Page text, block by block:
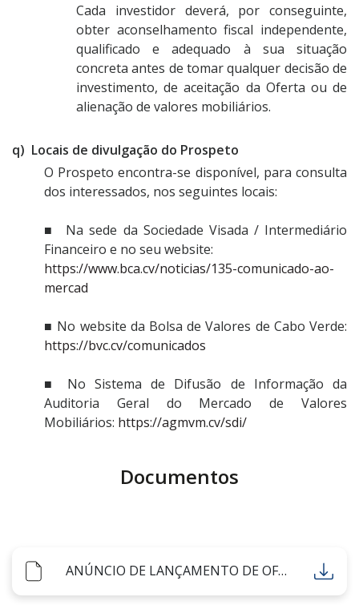
Cada investidor deverá, por conseguinte,
obter aconselhamento fiscal independente,
qualificado e adequado à sua situação
concreta antes de tomar qualquer decisão de
investimento, de aceitação da Oferta ou de
alienação de valores mobiliários.
q) Locais de divulgação do Prospeto
O Prospeto encontra-se disponível, para consulta
dos interessados, nos seguintes locais:
■ Na sede da Sociedade Visada / Intermediário
Financeiro e no seu website:
https://www.bca.cv/noticias/135-comunicado-ao-
mercad
■ No website da Bolsa de Valores de Cabo Verde:
https://bvc.cv/comunicados
■ No Sistema de Difusão de Informação da
Auditoria Geral do Mercado de Valores
Mobiliários: https://agmvm.cv/sdi/
Documentos
ANÚNCIO DE LANÇAMENTO DE OFERTA PÚBLICA DE AQUISIÇÃO